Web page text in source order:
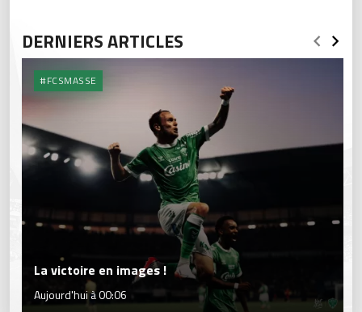
DERNIERS ARTICLES
#FCSMASSE
La victoire en images !
Aujourd'hui à 00:06